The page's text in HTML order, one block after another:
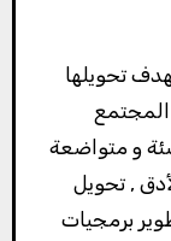
تحويلها
و متواضعة
, تحويل
برمجيات